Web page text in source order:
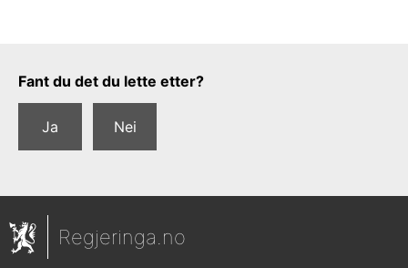
Tilbakemeldingsskjema
Fant du det du lette etter?
Ja Nei
Regjeringa.no